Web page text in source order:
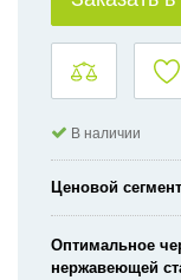
В наличии
Ценовой сегмент
Оптимальное
нержавеющей